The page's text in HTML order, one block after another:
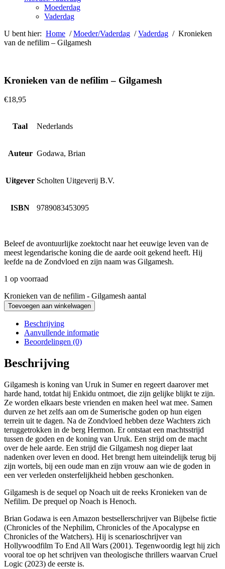
Moederdag
Vaderdag
U bent hier: Home /Moeder/Vaderdag /Vaderdag / Kronieken
van de nefilim – Gilgamesh
Kronieken van de nefilim – Gilgamesh
€18,95
Taal Nederlands
Auteur Godawa, Brian
Uitgever Scholten Uitgeverij B.V.
ISBN 9789083453095
Beleef de avontuurlijke zoektocht naar het eeuwige leven van de
meest legendarische koning die de aarde ooit gekend heeft. Hij
leefde na de Zondvloed en zijn naam was Gilgamesh.
1 op voorraad
Kronieken van de nefilim - Gilgamesh aantal
Toevoegen aan winkelwagen
Beschrijving
Aanvullende informatie
Beoordelingen (0)
Beschrijving
Gilgamesh is koning van Uruk in Sumer en regeert daarover met
harde hand, totdat hij Enkidu ontmoet, die zijn gelijke blijkt te zijn.
Ze worden elkaars beste vrienden en maken heel wat mee. Samen
durven ze het zelfs aan om de Sumerische goden op hun eigen
terrein uit te dagen. Na de Zondvloed hebben deze Wachters zich
teruggetrokken in de berg Hermon. Er ontstaat een machtsstrijd
tussen de goden en de koning van Uruk. Een strijd om de macht
over de hele aarde. Een strijd die Gilgamesh nog dieper laat
nadenken over leven en dood. Het brengt hem uiteindelijk terug bij
zijn wortels, bij een oude man en zijn vrouw aan wie de goden in
een ver verleden onsterfelijkheid hebben geschonken.
Gilgamesh is de sequel op Noach uit de reeks Kronieken van de
Nefilim. De prequel op Noach is Henoch.
Brian Godawa is een Amazon bestsellerschrijver van Bijbelse fictie
(Chronicles of the Nephilim, Chronicles of the Apocalypse en
Chronicles of the Watchers). Hij is scenarioschrijver van
Hollywoodfilm To End All Wars (2001). Tegenwoordig legt hij zich
vooral toe op het schrijven van theologische thrillers waarvan Cruel
Logic (2023) de eerste is.